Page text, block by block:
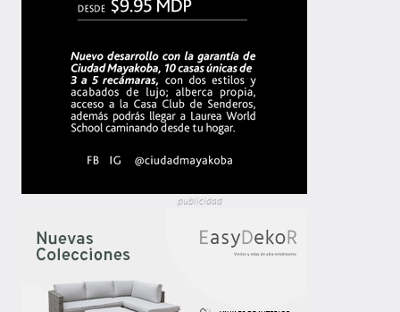
publicidad